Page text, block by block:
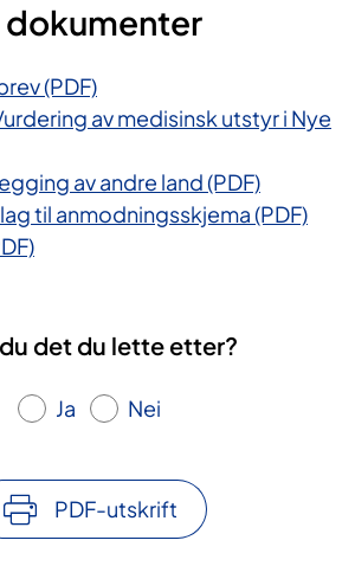
dokumenter
(PDF)
av medisinsk utstyr i Nye
av andre land (PDF)
til anmodningsskjema (PDF)
det du lette etter?
Ja Nei
PDF-utskrift